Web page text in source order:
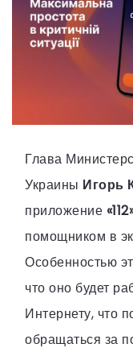
Глава
Украины Игорь
приложение
помощником в
Особенностью
что оно будет
Интернету, что
обращаться за